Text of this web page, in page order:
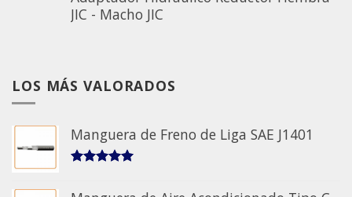
JIC - Macho JIC
LOS MÁS VALORADOS
Manguera de Freno de Liga SAE J1401